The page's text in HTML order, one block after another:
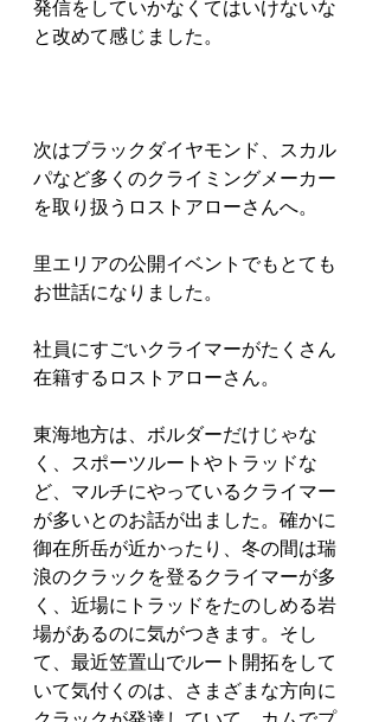
発信をしていかなくてはいけないな
と改めて感じました。
次はブラックダイヤモンド、スカル
パなど多くのクライミングメーカー
を取り扱うロストアローさんへ。
里エリアの公開イベントでもとても
お世話になりました。
社員にすごいクライマーがたくさん
在籍するロストアローさん。
東海地方は、ボルダーだけじゃな
く、スポーツルートやトラッドな
ど、マルチにやっているクライマー
が多いとのお話が出ました。確かに
御在所岳が近かったり、冬の間は瑞
浪のクラックを登るクライマーが多
く、近場にトラッドをたのしめる岩
場があるのに気がつきます。そし
て、最近笠置山でルート開拓をして
いて気付くのは、さまざまな方向に